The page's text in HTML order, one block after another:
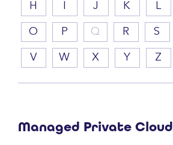
H J K L
O P Q R S
V W X Y Z
Managed Private Cloud